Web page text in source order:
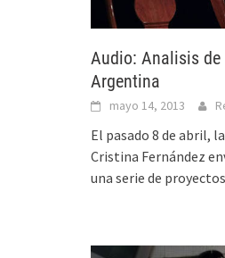
Audio: Analisis
Argentina
mayo 14, 2013
El pasado 8 de abril,
Cristina Fernández
una serie de